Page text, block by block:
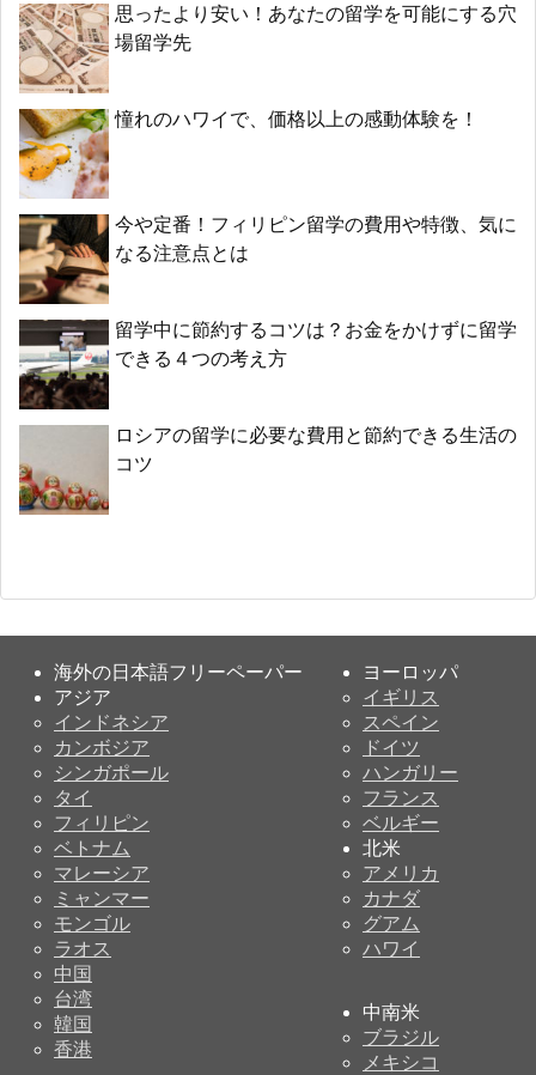
思ったより安い！あなたの留学を可能にする穴
場留学先
憧れのハワイで、価格以上の感動体験を！
今や定番！フィリピン留学の費用や特徴、気に
なる注意点とは
留学中に節約するコツは？お金をかけずに留学
できる４つの考え方
ロシアの留学に必要な費用と節約できる生活の
コツ
海外の日本語フリーペーパー
アジア
インドネシア
カンボジア
シンガポール
タイ
フィリピン
ベトナム
マレーシア
ミャンマー
モンゴル
ラオス
中国
台湾
韓国
香港
ヨーロッパ
イギリス
スペイン
ドイツ
ハンガリー
フランス
ベルギー
北米
アメリカ
カナダ
グアム
ハワイ
中南米
ブラジル
メキシコ